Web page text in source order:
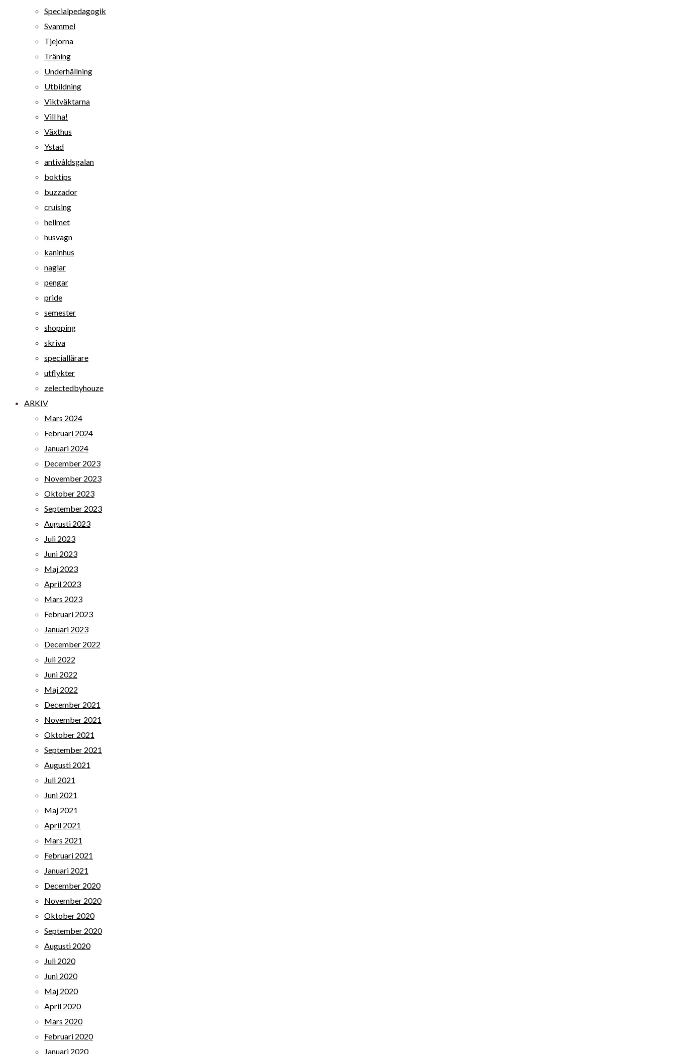
Specialpedagogik
Svammel
Tjejorna
Träning
Underhållning
Utbildning
Viktväktarna
Vill ha!
Växthus
Ystad
antivåldsgalan
boktips
buzzador
cruising
hellmet
husvagn
kaninhus
naglar
pengar
pride
semester
shopping
skriva
speciallärare
utflykter
zelectedbyhouze
ARKIV
Mars 2024
Februari 2024
Januari 2024
December 2023
November 2023
Oktober 2023
September 2023
Augusti 2023
Juli 2023
Juni 2023
Maj 2023
April 2023
Mars 2023
Februari 2023
Januari 2023
December 2022
Juli 2022
Juni 2022
Maj 2022
December 2021
November 2021
Oktober 2021
September 2021
Augusti 2021
Juli 2021
Juni 2021
Maj 2021
April 2021
Mars 2021
Februari 2021
Januari 2021
December 2020
November 2020
Oktober 2020
September 2020
Augusti 2020
Juli 2020
Juni 2020
Maj 2020
April 2020
Mars 2020
Februari 2020
Januari 2020